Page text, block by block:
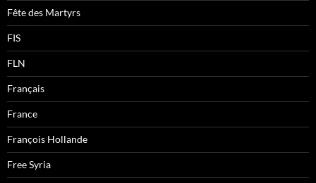
Fête des Martyrs
FIS
FLN
Français
France
François Hollande
Free Syria